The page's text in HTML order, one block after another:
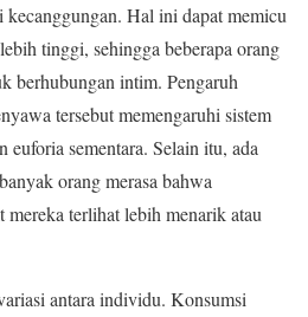
Hal ini dapat memicu
tinggi, sehingga beberapa orang
berhubungan intim. Pengaruh
tersebut memengaruhi sistem
euforia sementara. Selain itu, ada
orang merasa bahwa
terlihat lebih menarik atau
antara individu. Konsumsi